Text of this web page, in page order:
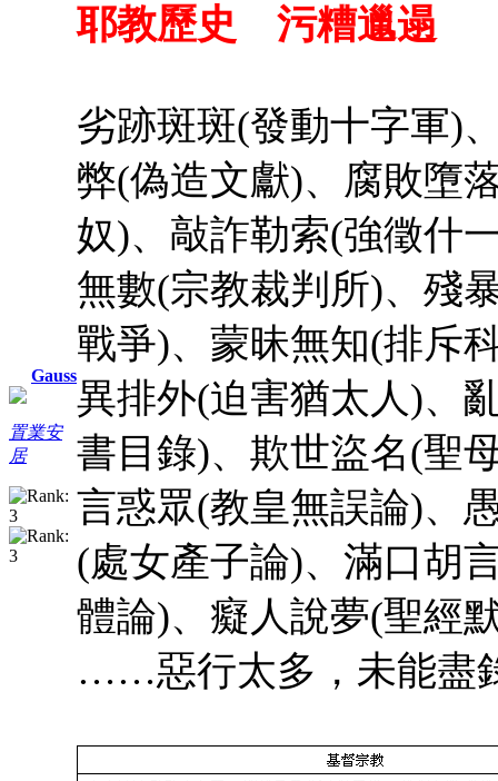
Gauss
置業安
居
耶教歷史 污糟邋遢
劣跡斑斑(發動十字軍)
弊(偽造文獻)、腐敗墮
奴)、敲詐勒索(強徵什
無數(宗教裁判所)、殘
戰爭)、蒙昧無知(排斥
異排外(迫害猶太人)、
書目錄)、欺世盜名(聖
言惑眾(教皇無誤論)、
(處女產子論)、滿口胡
體論)、癡人說夢(聖經
……惡行太多，未能盡